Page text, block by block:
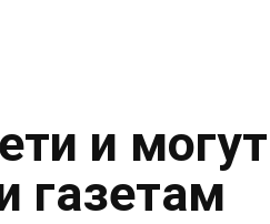
и могут
газетам